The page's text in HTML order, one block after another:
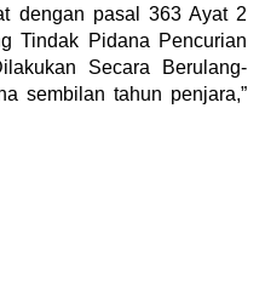
dengan pasal 363 Ayat 2
Tindak Pidana Pencurian
Secara Berulang-
sembilan tahun penjara,”